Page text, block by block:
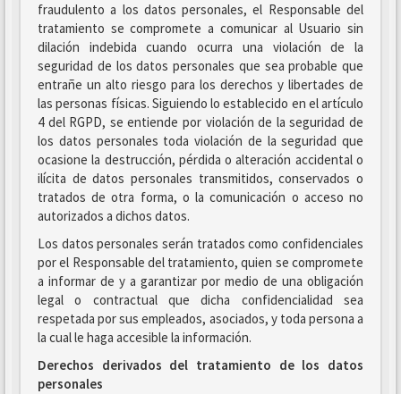
fraudulento a los datos personales, el Responsable del
tratamiento se compromete a comunicar al Usuario sin
dilación indebida cuando ocurra una violación de la
seguridad de los datos personales que sea probable que
entrañe un alto riesgo para los derechos y libertades de
las personas físicas. Siguiendo lo establecido en el artículo
4 del RGPD, se entiende por violación de la seguridad de
los datos personales toda violación de la seguridad que
ocasione la destrucción, pérdida o alteración accidental o
ilícita de datos personales transmitidos, conservados o
tratados de otra forma, o la comunicación o acceso no
autorizados a dichos datos.
Los datos personales serán tratados como confidenciales
por el Responsable del tratamiento, quien se compromete
a informar de y a garantizar por medio de una obligación
legal o contractual que dicha confidencialidad sea
respetada por sus empleados, asociados, y toda persona a
la cual le haga accesible la información.
Derechos derivados del tratamiento de los datos
personales